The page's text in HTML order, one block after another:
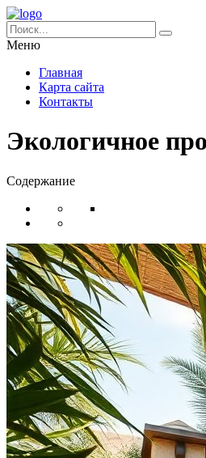
Меню
Главная
Карта сайта
Контакты
Экологичное
Содержание